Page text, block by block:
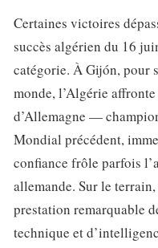
Certaines victoires
succès algérien du 16
catégorie. À Gijón, pour
monde, l’Algérie
d’Allemagne —
Mondial précédent,
confiance frôle parfois
allemande. Sur le
prestation remarquable
technique et